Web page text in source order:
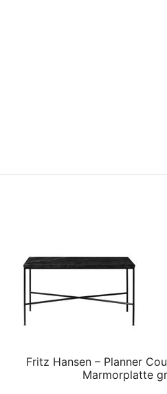
Fritz Hansen – Planner
Marmorplatte